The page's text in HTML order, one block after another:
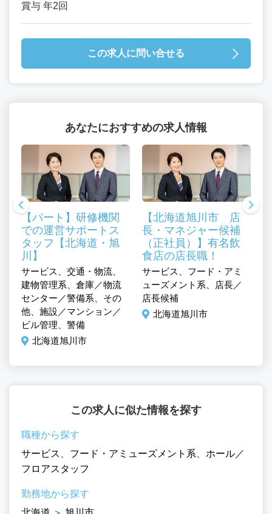
賞与 年2回
この求人に問い合せる
あなたにおすすめの求人情報
【パート】研修機関
での運営サポートス
タッフ【北海道・旭
川】
サービス、交通・物流、
建物管理系、倉庫／物流
センター／警備系、その
他、施設／マンション／
ビル管理、警備
北海道旭川市
【北海道旭川市 店
長・マネジャー候補
（正社員）】有名飲
食店の店長職！
サービス、フード・アミ
ューズメント系、店長／
店長候補
北海道旭川市
この求人に似た情報を探す
職種から探す
サービス 、 フード・アミューズメント系、 ホール／
フロアスタッフ
勤務地から探す